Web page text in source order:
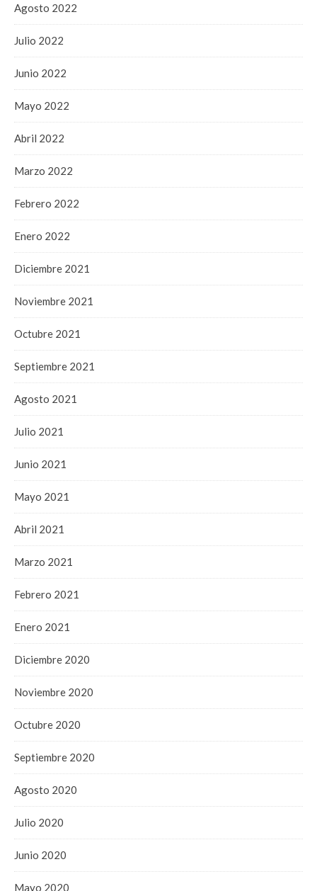
Agosto 2022
Julio 2022
Junio 2022
Mayo 2022
Abril 2022
Marzo 2022
Febrero 2022
Enero 2022
Diciembre 2021
Noviembre 2021
Octubre 2021
Septiembre 2021
Agosto 2021
Julio 2021
Junio 2021
Mayo 2021
Abril 2021
Marzo 2021
Febrero 2021
Enero 2021
Diciembre 2020
Noviembre 2020
Octubre 2020
Septiembre 2020
Agosto 2020
Julio 2020
Junio 2020
Mayo 2020